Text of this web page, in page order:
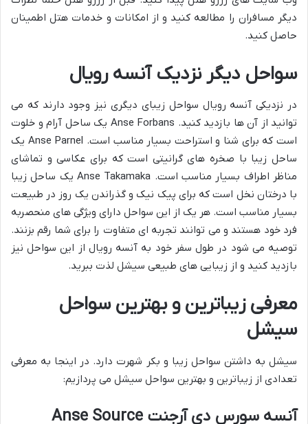
دیگر مسافران را مطالعه کنید و از امکانات و خدمات هتل اطمینان
حاصل کنید.
سواحل دیگر نزدیک آنسه رویال
در نزدیکی آنسه رویال سواحل زیبای دیگری نیز وجود دارند که می
توانید از آن ها بازدید کنید. Anse Forbans یک ساحل آرام و خلوت
است که برای شنا و استراحت بسیار مناسب است. Anse Parnel یک
ساحل زیبا با صخره های گرانیتی است که برای عکاسی و تماشای
مناظر اطراف بسیار مناسب است. Anse Takamaka یک ساحل زیبا
با درختان نخل است که برای پیک نیک و گذراندن یک روز در طبیعت
بسیار مناسب است. هر یک از این سواحل دارای ویژگی های منحصربه
فرد خود هستند و می توانند تجربه ای متفاوت را برای شما رقم بزنند.
توصیه می شود در طول سفر خود به آنسه رویال از این سواحل نیز
بازدید کنید و از زیبایی های طبیعی سیشل لذت ببرید.
معرفی زیباترین و بهترین سواحل
سیشل
سیشل به داشتن سواحل زیبا و بکر شهرت دارد. در اینجا به معرفی
تعدادی از زیباترین و بهترین سواحل سیشل می پردازیم:
آنسه سورس دی آرجنت Anse Source